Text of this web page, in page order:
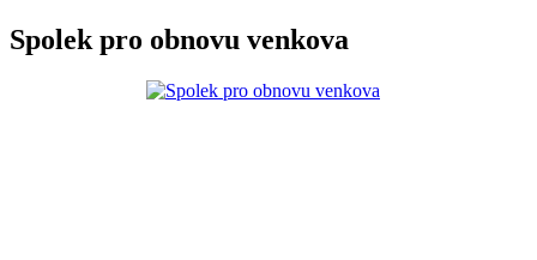
Spolek pro obnovu venkova